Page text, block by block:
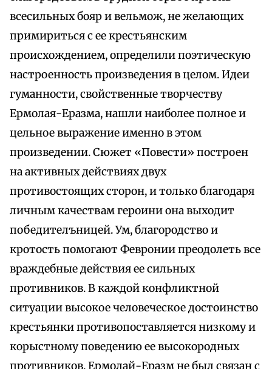
всесильных бояр и вельмож, не желающих
примириться с ее крестьянским
происхождением, определили поэтическую
настроенность произведения в целом. Идеи
гуманности, свойственные творчеству
Ермолая-Еразма, нашли наиболее полное и
цельное выражение именно в этом
произведении. Сюжет «Повести» построен
на активных действиях двух
противостоящих сторон, и только благодаря
личным качествам героини она выходит
победителъницей. Ум, благородство и
кротость помогают Февронии преодолеть все
враждебные действия ее сильных
противников. В каждой конфликтной
ситуации высокое человеческое достоинство
крестьянки противопоставляется низкому и
корыстному поведению ее высокородных
противников. Ермолай-Еразм не был связан с